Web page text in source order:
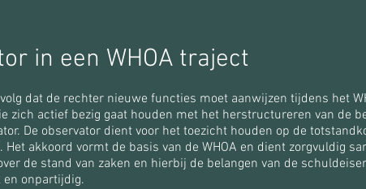
in een WHOA traject
dat de rechter nieuwe functies moet aanwijzen tijdens het
zich actief bezig gaat houden met het herstructureren van de
De observator dient voor het toezicht houden op de
akkoord vormt de basis van de WHOA en dient zorgvuldig
de stand van zaken en hierbij de belangen van de
onpartijdig.